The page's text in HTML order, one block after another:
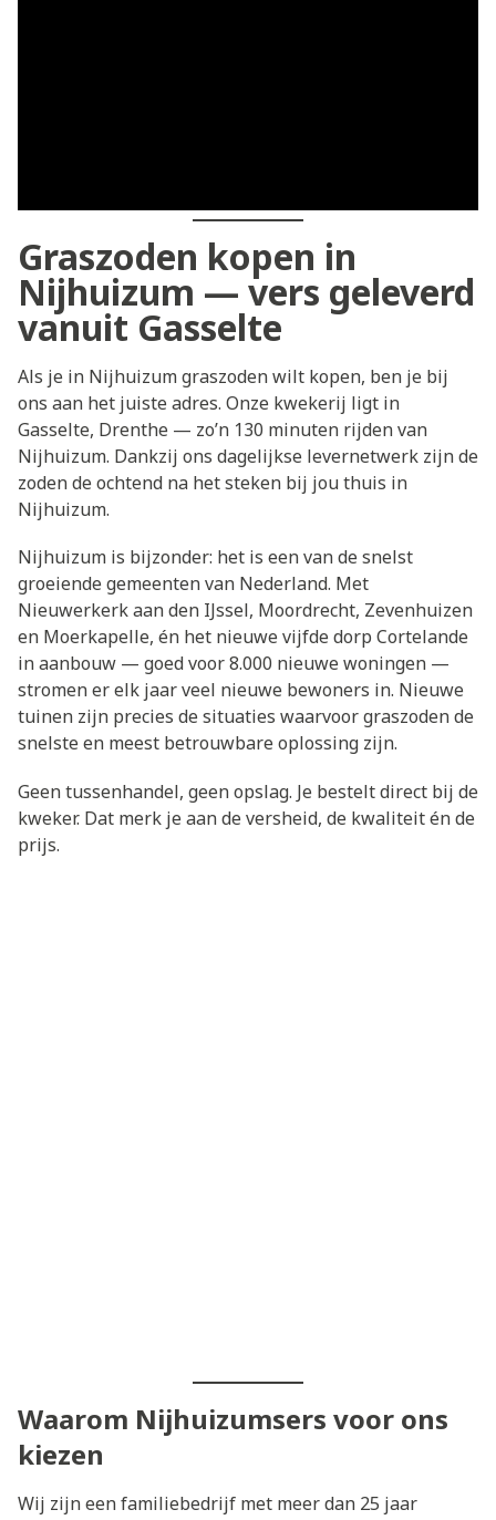
Graszoden kopen in
Nijhuizum — vers geleverd
vanuit Gasselte
Als je in Nijhuizum graszoden wilt kopen, ben je bij
ons aan het juiste adres. Onze kwekerij ligt in
Gasselte, Drenthe — zo’n 130 minuten rijden van
Nijhuizum. Dankzij ons dagelijkse levernetwerk zijn de
zoden de ochtend na het steken bij jou thuis in
Nijhuizum.
Nijhuizum is bijzonder: het is een van de snelst
groeiende gemeenten van Nederland. Met
Nieuwerkerk aan den IJssel, Moordrecht, Zevenhuizen
en Moerkapelle, én het nieuwe vijfde dorp Cortelande
in aanbouw — goed voor 8.000 nieuwe woningen —
stromen er elk jaar veel nieuwe bewoners in. Nieuwe
tuinen zijn precies de situaties waarvoor graszoden de
snelste en meest betrouwbare oplossing zijn.
Geen tussenhandel, geen opslag. Je bestelt direct bij de
kweker. Dat merk je aan de versheid, de kwaliteit én de
prijs.
Waarom Nijhuizumsers voor ons
kiezen
Wij zijn een familiebedrijf met meer dan 25 jaar